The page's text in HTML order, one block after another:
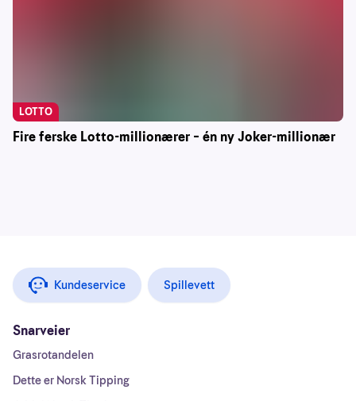
Fire ferske Lotto-millionærer – én ny Joker-millionær
LOTTO
Kundeservice Spillevett
Snarveier
Grasrotandelen
Dette er Norsk Tipping